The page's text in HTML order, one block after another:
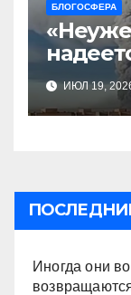
БЛОГОСФЕРА
будет
ИЮЛ 19,
Иногда они